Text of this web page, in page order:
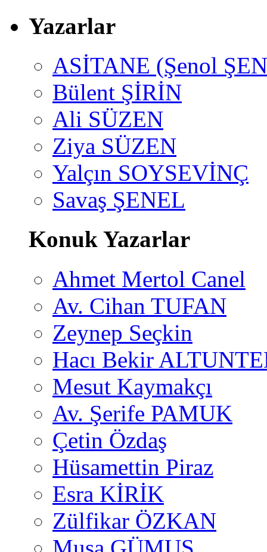
Yazarlar
ASİTANE (Şenol
Bülent ŞİRİN
Ali SÜZEN
Ziya SÜZEN
Yalçın SOYSEVİNÇ
Savaş ŞENEL
Konuk Yazarlar
Ahmet Mertol Canel
Av. Cihan TUFAN
Zeynep Seçkin
Hacı Bekir
Mesut Kaymakçı
Av. Şerife PAMUK
Çetin Özdaş
Hüsamettin Piraz
Esra KİRİK
Zülfikar ÖZKAN